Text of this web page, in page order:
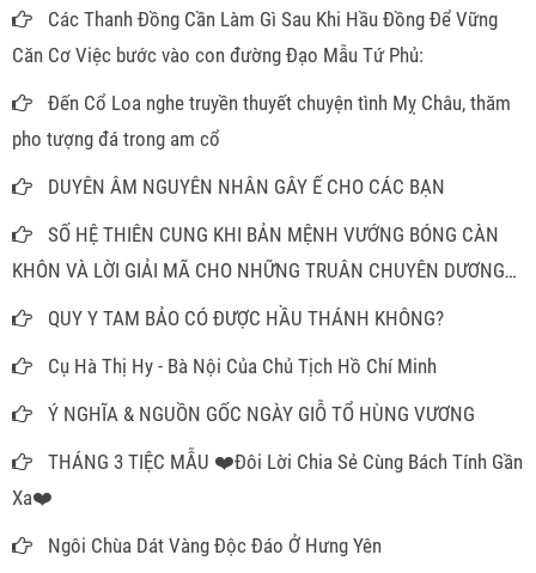
Các Thanh Đồng Cần Làm Gì Sau Khi Hầu Đồng Để Vững
Căn Cơ Việc bước vào con đường Đạo Mẫu Tứ Phủ:
Đến Cổ Loa nghe truyền thuyết chuyện tình Mỵ Châu, thăm
pho tượng đá trong am cổ
DUYÊN ÂM NGUYÊN NHÂN GÂY Ế CHO CÁC BẠN
SỐ HỆ THIÊN CUNG KHI BẢN MỆNH VƯỚNG BÓNG CÀN
KHÔN VÀ LỜI GIẢI MÃ CHO NHỮNG TRUÂN CHUYÊN DƯƠNG
THẾ
QUY Y TAM BẢO CÓ ĐƯỢC HẦU THÁNH KHÔNG?
Cụ Hà Thị Hy - Bà Nội Của Chủ Tịch Hồ Chí Minh
Ý NGHĨA & NGUỒN GỐC NGÀY GIỖ TỔ HÙNG VƯƠNG
THÁNG 3 TIỆC MẪU ❤️Đôi Lời Chia Sẻ Cùng Bách Tính Gần
Xa❤️
Ngôi Chùa Dát Vàng Độc Đáo Ở Hưng Yên